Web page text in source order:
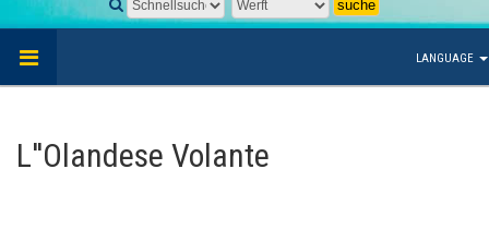
LANGUAGE
L''Olandese Volante